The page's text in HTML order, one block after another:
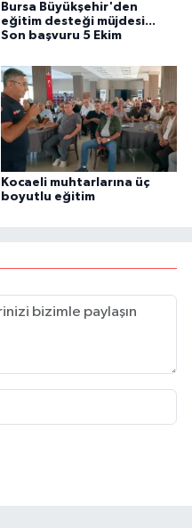
Bursa Büyükşehir'den
eğitim desteği müjdesi...
Son başvuru 5 Ekim
Kocaeli muhtarlarına üç
boyutlu eğitim